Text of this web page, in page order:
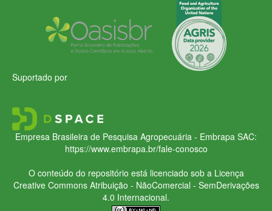
Suportado por
Empresa Brasileira de Pesquisa Agropecuária - Embrapa SAC:
https://www.embrapa.br/fale-conosco
O conteúdo do repositório está licenciado sob a Licença
Creative CommonsAtribuição - NãoComercial - SemDerivações
4.0 Internacional.